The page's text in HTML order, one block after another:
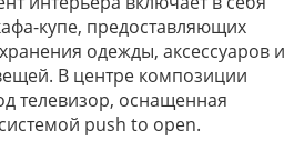
купе, предоставляющих
одежды, аксессуаров и
В центре композиции
телевизор, оснащенная
push to open.